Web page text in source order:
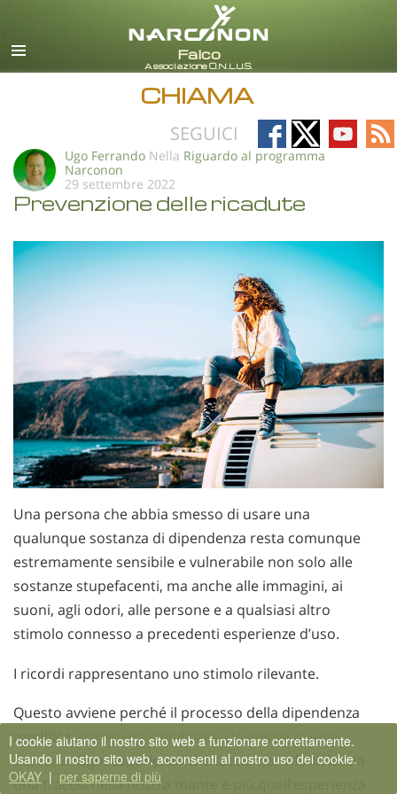
italiano
CHIAMA
SEGUICI
Follow
on
Follow
on
Follow
on
on
Ugo Ferrando Nella Riguardo al programma
Narconon
29 settembre 2022
Prevenzione delle ricadute
Una persona che abbia smesso di usare una
qualunque sostanza di dipendenza resta comunque
estremamente sensibile e vulnerabile non solo alle
sostanze stupefacenti, ma anche alle immagini, ai
suoni, agli odori, alle persone e a qualsiasi altro
stimolo connesso a precedenti esperienze d’uso.
I ricordi rappresentano uno stimolo rilevante.
Questo avviene perché il processo della dipendenza
modificain maniera significativa la mente di una
persona.Ogni esperienza che facciamo, infatti, lascia
una traccia nella nostra mante e più quell’esperienza
I cookie aiutano il nostro sito web a funzionare correttamente.
Usando il nostro sito web, acconsenti al nostro uso dei cookie.
OKAY | per saperne di più